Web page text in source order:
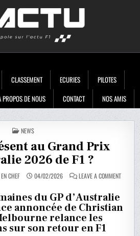
CLASSEMENT ECURIES
PILOTES
PROPOS DE NOUS CONTACT NOS AMIS
POSTED
IN
NEWS
au Grand Prix
2026 de F1 ?
CHEF 04/02/2026 LEAVE A COMMENTON
PRIX
du GP d’Australie
annoncée de Christian
relance les
sur son retour en F1